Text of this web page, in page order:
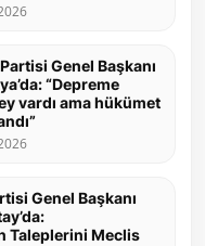
Genel Başkanı
“Depreme
vardı ama hükümet
Genel Başkanı
Taleplerini Meclis